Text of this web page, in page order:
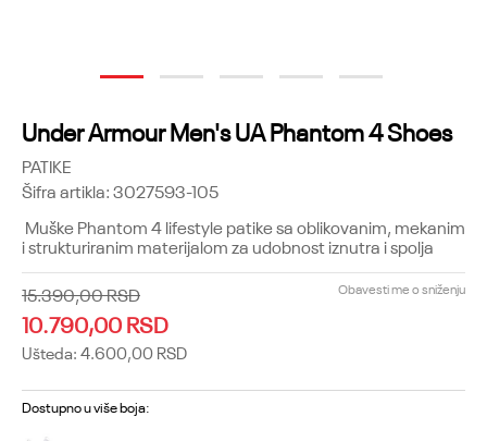
1 2 3 4 5
Under Armour Men's UA Phantom 4 Shoes
PATIKE
Šifra artikla:3027593-105
Muške Phantom 4 lifestyle patike sa oblikovanim, mekanim
i strukturiranim materijalom za udobnost iznutra i spolja
15.390,00RSD
10.790,00RSD
Ušteda: 4.600,00 RSD
Obavesti me o sniženju
Dostupno u više boja: